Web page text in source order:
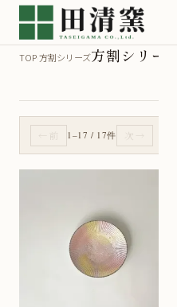
TOP ›方割シリーズ方割シリーズ
← 前 1–17 / 17件 次 →